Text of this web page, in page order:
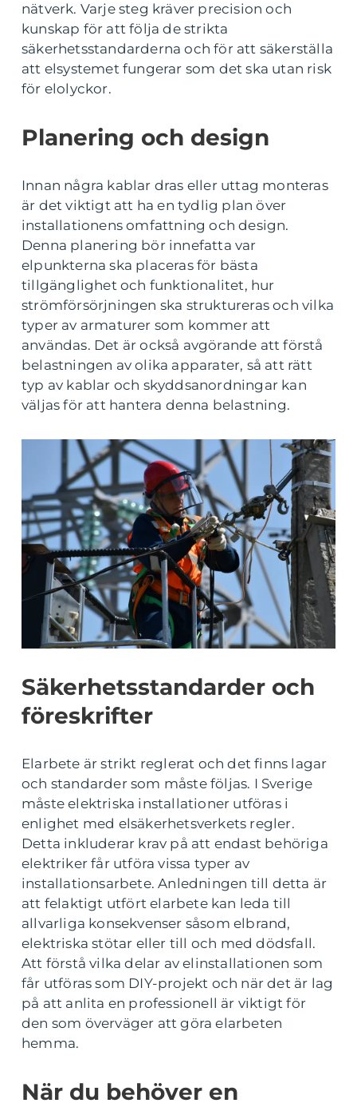
nätverk. Varje steg kräver precision och
kunskap för att följa de strikta
säkerhetsstandarderna och för att säkerställa
att elsystemet fungerar som det ska utan risk
för elolyckor.
Planering och design
Innan några kablar dras eller uttag monteras
är det viktigt att ha en tydlig plan över
installationens omfattning och design.
Denna planering bör innefatta var
elpunkterna ska placeras för bästa
tillgänglighet och funktionalitet, hur
strömförsörjningen ska struktureras och vilka
typer av armaturer som kommer att
användas. Det är också avgörande att förstå
belastningen av olika apparater, så att rätt
typ av kablar och skyddsanordningar kan
väljas för att hantera denna belastning.
Säkerhetsstandarder och
föreskrifter
Elarbete är strikt reglerat och det finns lagar
och standarder som måste följas. I Sverige
måste elektriska installationer utföras i
enlighet med elsäkerhetsverkets regler.
Detta inkluderar krav på att endast behöriga
elektriker får utföra vissa typer av
installationsarbete. Anledningen till detta är
att felaktigt utfört elarbete kan leda till
allvarliga konsekvenser såsom elbrand,
elektriska stötar eller till och med dödsfall.
Att förstå vilka delar av elinstallationen som
får utföras som DIY-projekt och när det är lag
på att anlita en professionell är viktigt för
den som överväger att göra elarbeten
hemma.
När du behöver en